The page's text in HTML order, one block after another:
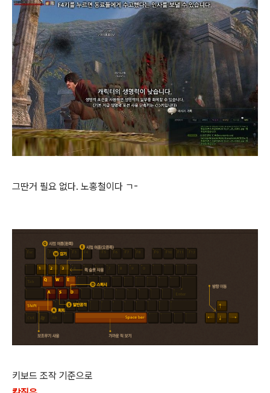
그딴거 필요 없다. 노홍철이다 ㄱ-
키보드 조작 기준으로